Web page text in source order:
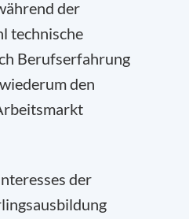
der
technische
Berufserfahrung
den
der